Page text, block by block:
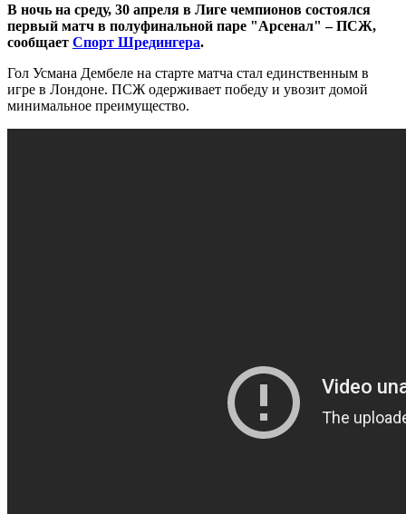
В ночь на среду, 30 апреля в Лиге чемпионов состоялся
первый матч в полуфинальной паре "Арсенал" – ПСЖ,
сообщает Спорт Шредингера.
Гол Усмана Дембеле на старте матча стал единственным в
игре в Лондоне. ПСЖ одерживает победу и увозит домой
минимальное преимущество.